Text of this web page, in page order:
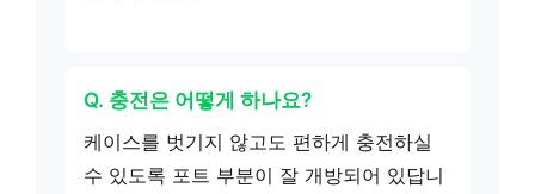
Q. 충전은 어떻게 하나요?
케이스를 벗기지 않고도 편하게 충전하실
수 있도록 포트 부분이 잘 개방되어 있답니